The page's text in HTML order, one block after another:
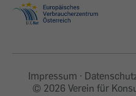
Impressum
© 2026 Verein für